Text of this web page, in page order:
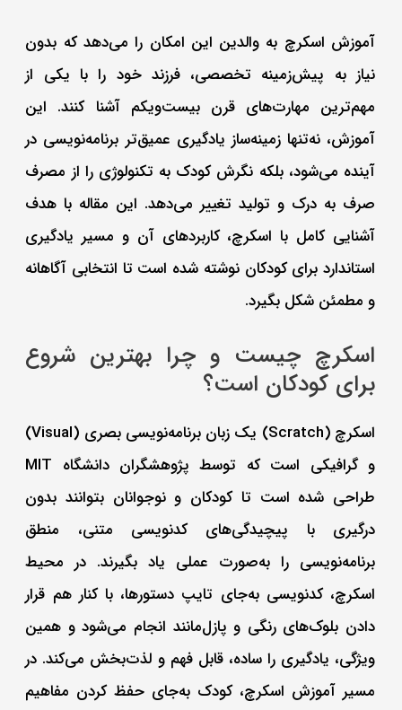
آموزش اسکرچ به والدین این امکان را می‌دهد که بدون
نیاز به پیش‌زمینه تخصصی، فرزند خود را با یکی از
مهم‌ترین مهارت‌های قرن بیست‌ویکم آشنا کنند. این
آموزش، نه‌تنها زمینه‌ساز یادگیری عمیق‌تر برنامه‌نویسی در
آینده می‌شود، بلکه نگرش کودک به تکنولوژی را از مصرف
صرف به درک و تولید تغییر می‌دهد. این مقاله با هدف
آشنایی کامل با اسکرچ، کاربردهای آن و مسیر یادگیری
استاندارد برای کودکان نوشته شده است تا انتخابی آگاهانه
و مطمئن شکل بگیرد.
اسکرچ چیست و چرا بهترین شروع
برای کودکان است؟
اسکرچ (Scratch) یک زبان برنامه‌نویسی بصری (Visual)
و گرافیکی است که توسط پژوهشگران دانشگاه MIT
طراحی شده است تا کودکان و نوجوانان بتوانند بدون
درگیری با پیچیدگی‌های کدنویسی متنی، منطق
برنامه‌نویسی را به‌صورت عملی یاد بگیرند. در محیط
اسکرچ، کدنویسی به‌جای تایپ دستورها، با کنار هم قرار
دادن بلوک‌های رنگی و پازل‌مانند انجام می‌شود و همین
ویژگی، یادگیری را ساده، قابل فهم و لذت‌بخش می‌کند. در
مسیر آموزش اسکرچ، کودک به‌جای حفظ کردن مفاهیم